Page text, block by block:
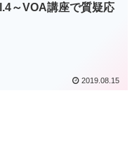
～VOA講座で質疑応
2019.08.15